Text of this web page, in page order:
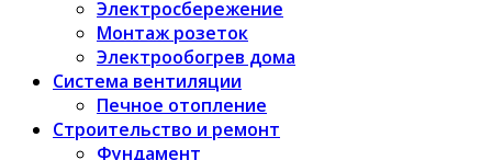
Электросбережение
Монтаж розеток
Электрообогрев дома
Система вентиляции
Печное отопление
Строительство и ремонт
Фундамент